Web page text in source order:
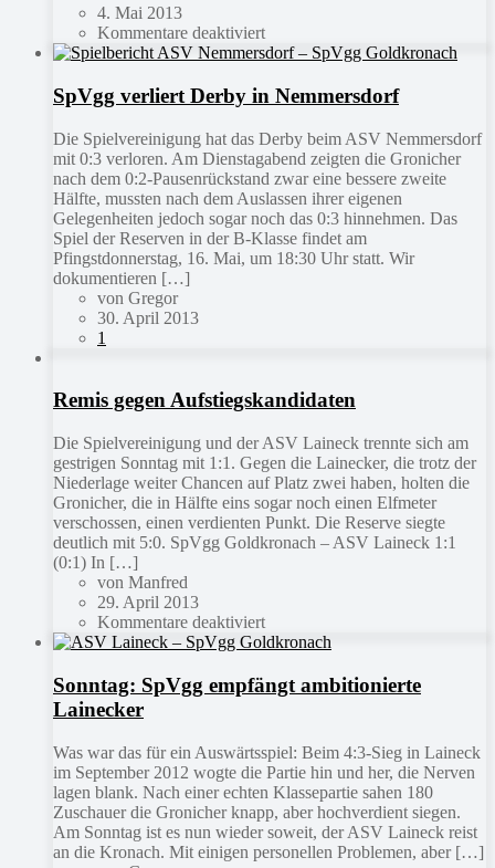
4. Mai 2013
Kommentare deaktiviert
SpVgg verliert Derby in Nemmersdorf
Die Spielvereinigung hat das Derby beim ASV Nemmersdorf
mit 0:3 verloren. Am Dienstagabend zeigten die Gronicher
nach dem 0:2-Pausenrückstand zwar eine bessere zweite
Hälfte, mussten nach dem Auslassen ihrer eigenen
Gelegenheiten jedoch sogar noch das 0:3 hinnehmen. Das
Spiel der Reserven in der B-Klasse findet am
Pfingstdonnerstag, 16. Mai, um 18:30 Uhr statt. Wir
dokumentieren […]
von Gregor
30. April 2013
1
Remis gegen Aufstiegskandidaten
Die Spielvereinigung und der ASV Laineck trennte sich am
gestrigen Sonntag mit 1:1. Gegen die Lainecker, die trotz der
Niederlage weiter Chancen auf Platz zwei haben, holten die
Gronicher, die in Hälfte eins sogar noch einen Elfmeter
verschossen, einen verdienten Punkt. Die Reserve siegte
deutlich mit 5:0. SpVgg Goldkronach – ASV Laineck 1:1
(0:1) In […]
von Manfred
29. April 2013
Kommentare deaktiviert
Sonntag: SpVgg empfängt ambitionierte
Lainecker
Was war das für ein Auswärtsspiel: Beim 4:3-Sieg in Laineck
im September 2012 wogte die Partie hin und her, die Nerven
lagen blank. Nach einer echten Klassepartie sahen 180
Zuschauer die Gronicher knapp, aber hochverdient siegen.
Am Sonntag ist es nun wieder soweit, der ASV Laineck reist
an die Kronach. Mit einigen personellen Problemen, aber […]